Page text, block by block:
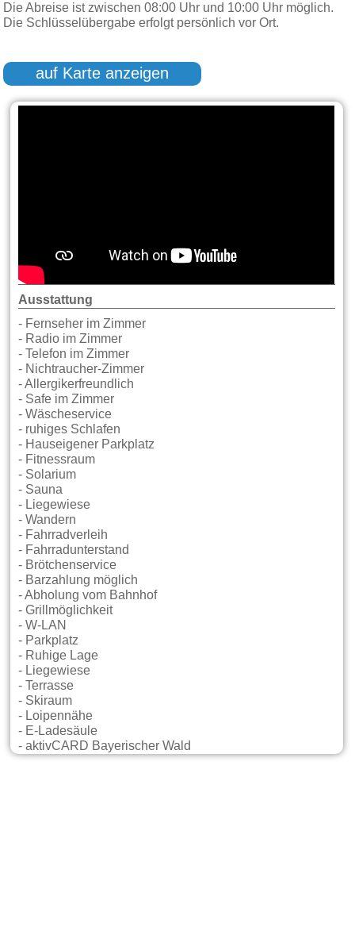
Die Abreise ist zwischen 08:00 Uhr und 10:00 Uhr möglich.
Die Schlüsselübergabe erfolgt persönlich vor Ort.
auf Karte anzeigen
Ausstattung
- Fernseher im Zimmer
- Radio im Zimmer
- Telefon im Zimmer
- Nichtraucher-Zimmer
- Allergikerfreundlich
- Safe im Zimmer
- Wäscheservice
- ruhiges Schlafen
- Hauseigener Parkplatz
- Fitnessraum
- Solarium
- Sauna
- Liegewiese
- Wandern
- Fahrradverleih
- Fahrradunterstand
- Brötchenservice
- Barzahlung möglich
- Abholung vom Bahnhof
- Grillmöglichkeit
- W-LAN
- Parkplatz
- Ruhige Lage
- Liegewiese
- Terrasse
- Skiraum
- Loipennähe
- E-Ladesäule
- aktivCARD Bayerischer Wald